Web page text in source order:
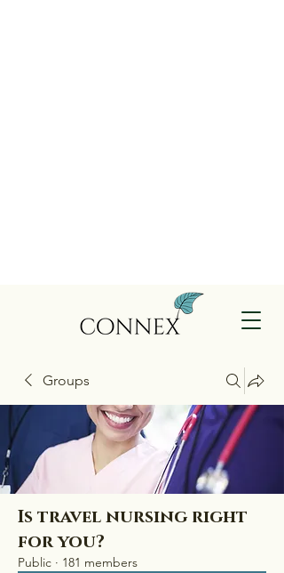
Groups
Is travel nursing right
for you?
Public · 181 members